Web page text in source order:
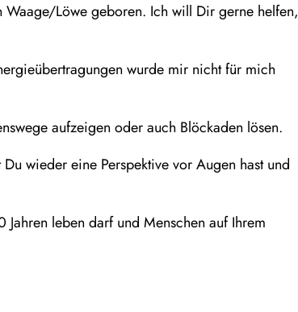
Löwe geboren. Ich will Dir gerne helfen,
wurde mir nicht für mich
aufzeigen oder auch Blöckaden lösen.
wieder eine Perspektive vor Augen hast und
leben darf und Menschen auf Ihrem